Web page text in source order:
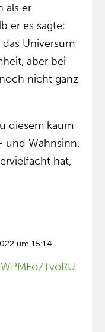
als er
er es sagte:
Universum
aber bei
nicht ganz
diesem kaum
und Wahnsinn,
hat,
um 15:14